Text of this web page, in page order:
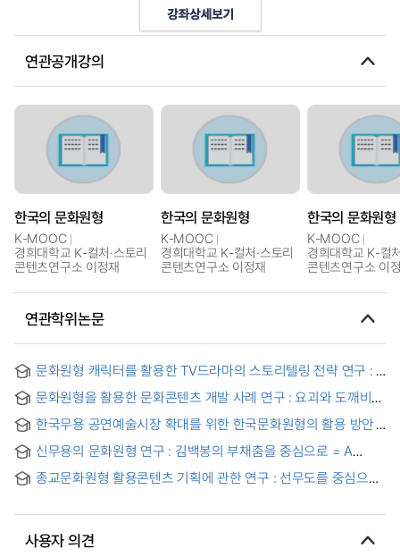
연관공개강의
한국의 문화원형
K-MOOC
경희대학교 K-컬처·스토리
콘텐츠연구소 이정재
한국의 문화원형
K-MOOC
경희대학교 K-컬처·스토리
콘텐츠연구소 이정재
한국의 문화원형
K-MOOC
경희대학교 K-컬
콘텐츠연구소 이
연관학위논문
문화원형 캐릭터를 활용한 TV드라마의 스토리텔링 전략 연구 : <
내 여자친구는 구미호>와 <도깨비>를 중심으로
문화원형을 활용한 문화콘텐츠 개발 사례 연구 : 요괴와 도깨비를
중심으로
한국무용 공연예술시장 확대를 위한 한국문화원형의 활용 방안
신무용의 문화원형 연구 : 김백봉의 부채춤을 중심으로 = A
study on Cultural Archetype of the New Dance: Focus on
Kim Baek-bong's Fan Dance
종교문화원형 활용콘텐츠 기획에 관한 연구 : 선무도를 중심으로
사용자 의견